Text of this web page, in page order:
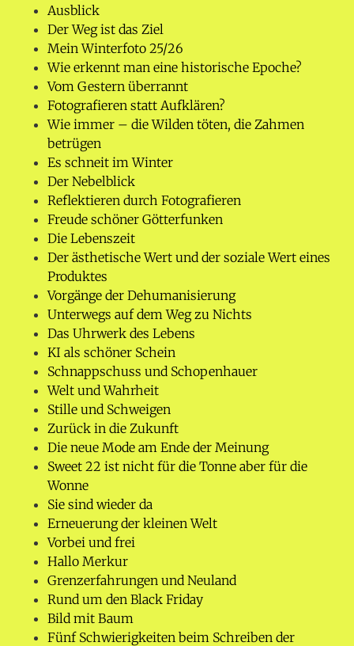
Ausblick
Der Weg ist das Ziel
Mein Winterfoto 25/26
Wie erkennt man eine historische Epoche?
Vom Gestern überrannt
Fotografieren statt Aufklären?
Wie immer – die Wilden töten, die Zahmen
betrügen
Es schneit im Winter
Der Nebelblick
Reflektieren durch Fotografieren
Freude schöner Götterfunken
Die Lebenszeit
Der ästhetische Wert und der soziale Wert eines
Produktes
Vorgänge der Dehumanisierung
Unterwegs auf dem Weg zu Nichts
Das Uhrwerk des Lebens
KI als schöner Schein
Schnappschuss und Schopenhauer
Welt und Wahrheit
Stille und Schweigen
Zurück in die Zukunft
Die neue Mode am Ende der Meinung
Sweet 22 ist nicht für die Tonne aber für die
Wonne
Sie sind wieder da
Erneuerung der kleinen Welt
Vorbei und frei
Hallo Merkur
Grenzerfahrungen und Neuland
Rund um den Black Friday
Bild mit Baum
Fünf Schwierigkeiten beim Schreiben der